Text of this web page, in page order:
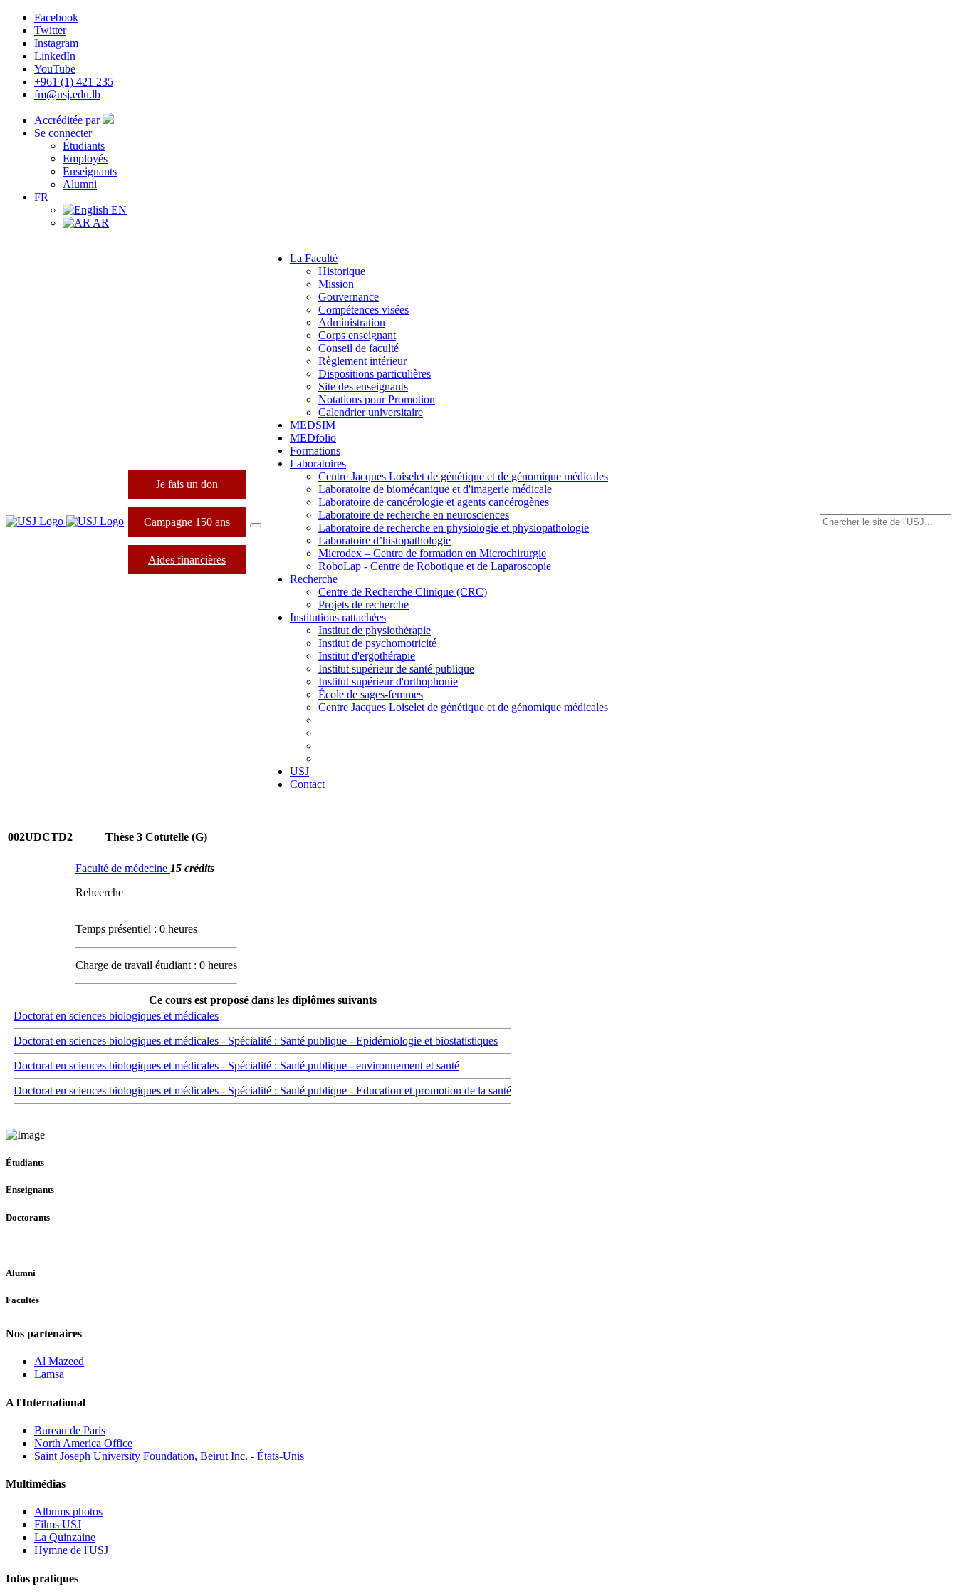
Facebook
Twitter
Instagram
LinkedIn
YouTube
+961 (1) 421 235
fm@usj.edu.lb
Accréditée par
Se connecter
Étudiants
Employés
Enseignants
Alumni
FR
EN
AR
Je fais un don
Campagne 150 ans
Aides financières
La Faculté
Historique
Mission
Gouvernance
Compétences visées
Administration
Corps enseignant
Conseil de faculté
Règlement intérieur
Dispositions particulières
Site des enseignants
Notations pour Promotion
Calendrier universitaire
MEDSIM
MEDfolio
Formations
Laboratoires
Centre Jacques Loiselet de génétique et de génomique médicales
Laboratoire de biomécanique et d'imagerie médicale
Laboratoire de cancérologie et agents cancérogènes
Laboratoire de recherche en neurosciences
Laboratoire de recherche en physiologie et physiopathologie
Laboratoire d’histopathologie
Microdex – Centre de formation en Microchirurgie
RoboLap - Centre de Robotique et de Laparoscopie
Recherche
Centre de Recherche Clinique (CRC)
Projets de recherche
Institutions rattachées
Institut de physiothérapie
Institut de psychomotricité
Institut d'ergothérapie
Institut supérieur de santé publique
Institut supérieur d'orthophonie
École de sages-femmes
Centre Jacques Loiselet de génétique et de génomique médicales
USJ
Contact
002UDCTD2 Thèse 3 Cotutelle (G)
Faculté de médecine 15 crédits
Rehcerche
Temps présentiel : 0 heures
Charge de travail étudiant : 0 heures
Ce cours est proposé dans les diplômes suivants
Doctorat en sciences biologiques et médicales
Doctorat en sciences biologiques et médicales - Spécialité : Santé publique - Epidémiologie et biostatistiques
Doctorat en sciences biologiques et médicales - Spécialité : Santé publique - environnement et santé
Doctorat en sciences biologiques et médicales - Spécialité : Santé publique - Education et promotion de la santé
Étudiants
Enseignants
Doctorants
+
Alumni
Facultés
Nos partenaires
Al Mazeed
Lamsa
A l'International
Bureau de Paris
North America Office
Saint Joseph University Foundation, Beirut Inc. - États-Unis
Multimédias
Albums photos
Films USJ
La Quinzaine
Hymne de l'USJ
Infos pratiques